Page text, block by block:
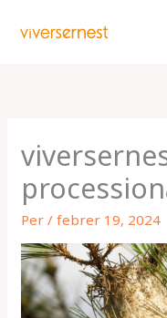
Per /febrer 19, 2024